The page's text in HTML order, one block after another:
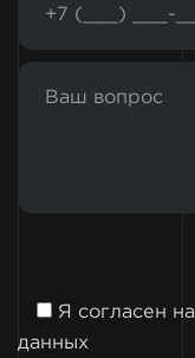
Я согласен на
данных